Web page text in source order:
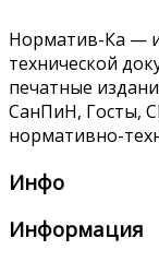
Норматив-Ка —
технической
печатные
СанПиН, Госты,
нормативно-
Инфо
Информация